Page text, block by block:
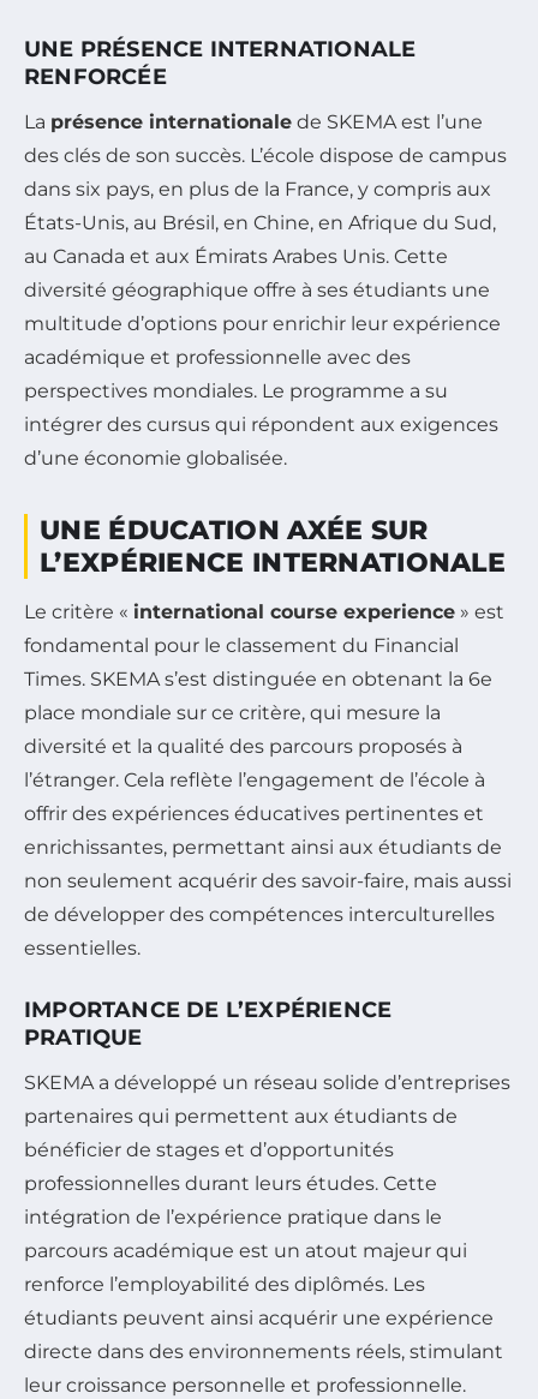
UNE PRÉSENCE INTERNATIONALE
RENFORCÉE
La présence internationale de SKEMA est l’une
des clés de son succès. L’école dispose de campus
dans six pays, en plus de la France, y compris aux
États-Unis, au Brésil, en Chine, en Afrique du Sud,
au Canada et aux Émirats Arabes Unis. Cette
diversité géographique offre à ses étudiants une
multitude d’options pour enrichir leur expérience
académique et professionnelle avec des
perspectives mondiales. Le programme a su
intégrer des cursus qui répondent aux exigences
d’une économie globalisée.
UNE ÉDUCATION AXÉE SUR
L’EXPÉRIENCE INTERNATIONALE
Le critère « international course experience » est
fondamental pour le classement du Financial
Times. SKEMA s’est distinguée en obtenant la 6e
place mondiale sur ce critère, qui mesure la
diversité et la qualité des parcours proposés à
l’étranger. Cela reflète l’engagement de l’école à
offrir des expériences éducatives pertinentes et
enrichissantes, permettant ainsi aux étudiants de
non seulement acquérir des savoir-faire, mais aussi
de développer des compétences interculturelles
essentielles.
IMPORTANCE DE L’EXPÉRIENCE
PRATIQUE
SKEMA a développé un réseau solide d’entreprises
partenaires qui permettent aux étudiants de
bénéficier de stages et d’opportunités
professionnelles durant leurs études. Cette
intégration de l’expérience pratique dans le
parcours académique est un atout majeur qui
renforce l’employabilité des diplômés. Les
étudiants peuvent ainsi acquérir une expérience
directe dans des environnements réels, stimulant
leur croissance personnelle et professionnelle.